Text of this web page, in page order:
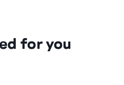
for you